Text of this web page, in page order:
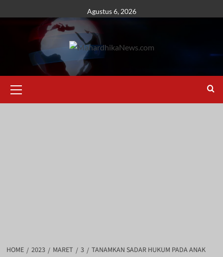
to
Agustus 6, 2026
Menu
HOME 2023 MARET 3
TANAMKAN SADAR HUKUM PADA ANAK